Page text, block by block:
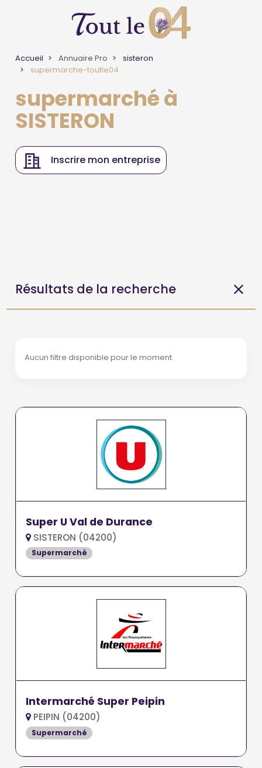
Accueil Annuaire Pro
sisteron
supermarche-toutle04
supermarché à
SISTERON
Inscrire mon entreprise
Résultats de la recherche
Aucun filtre disponible pour le moment.
Super U Val de Durance
SISTERON (04200)
Supermarché
Intermarché Super Peipin
PEIPIN (04200)
Supermarché